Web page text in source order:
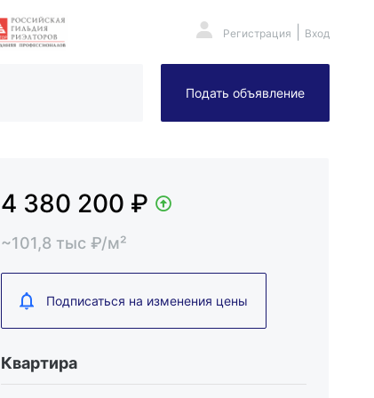
Регистрация Вход
Подать объявление
4 380 200 ₽
~101,8 тыс ₽/м²
Подписаться на изменения цены
Квартира